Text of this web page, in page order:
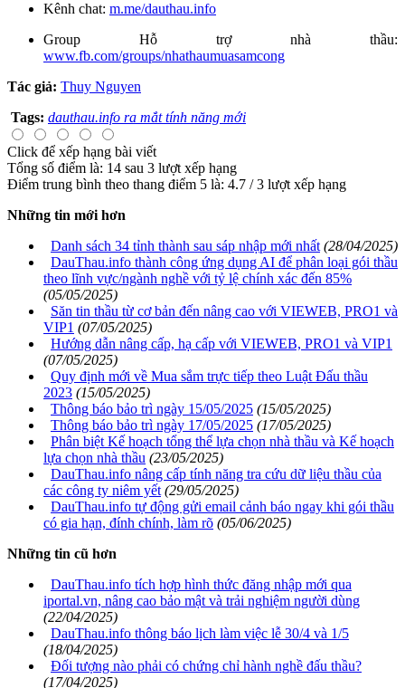
Kênh chat: m.me/dauthau.info
Group Hỗ trợ nhà thầu:
www.fb.com/groups/nhathaumuasamcong
Tác giả: Thuy Nguyen
Tags: dauthau.info ra mắt tính năng mới
Click để xếp hạng bài viết
Tổng số điểm là: 14 sau 3 lượt xếp hạng
Điểm trung bình theo thang điểm 5 là: 4.7 /3 lượt xếp hạng
Những tin mới hơn
Danh sách 34 tỉnh thành sau sáp nhập mới nhất (28/04/2025)
DauThau.info thành công ứng dụng AI để phân loại gói thầu
theo lĩnh vực/ngành nghề với tỷ lệ chính xác đến 85%
(05/05/2025)
Săn tin thầu từ cơ bản đến nâng cao với VIEWEB, PRO1 và
VIP1 (07/05/2025)
Hướng dẫn nâng cấp, hạ cấp với VIEWEB, PRO1 và VIP1
(07/05/2025)
Quy định mới về Mua sắm trực tiếp theo Luật Đấu thầu
2023 (15/05/2025)
Thông báo bảo trì ngày 15/05/2025 (15/05/2025)
Thông báo bảo trì ngày 17/05/2025 (17/05/2025)
Phân biệt Kế hoạch tổng thể lựa chọn nhà thầu và Kế hoạch
lựa chọn nhà thầu (23/05/2025)
DauThau.info nâng cấp tính năng tra cứu dữ liệu thầu của
các công ty niêm yết (29/05/2025)
DauThau.info tự động gửi email cảnh báo ngay khi gói thầu
có gia hạn, đính chính, làm rõ (05/06/2025)
Những tin cũ hơn
DauThau.info tích hợp hình thức đăng nhập mới qua
iportal.vn, nâng cao bảo mật và trải nghiệm người dùng
(22/04/2025)
DauThau.info thông báo lịch làm việc lễ 30/4 và 1/5
(18/04/2025)
Đối tượng nào phải có chứng chỉ hành nghề đấu thầu?
(17/04/2025)